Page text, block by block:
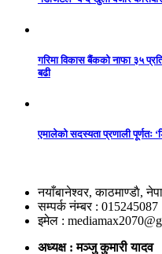
गरिमा विकास बैंकको नाफा ३५
बढी
एमालेको सदस्यता प्रणाली पूर्णतः
नयाँबानेश्वर, काठमाण्डाै,
सम्पर्क नंम्बर : 015245087
इमेल :
अध्यक्ष : मञ्जु कुमारी यादव